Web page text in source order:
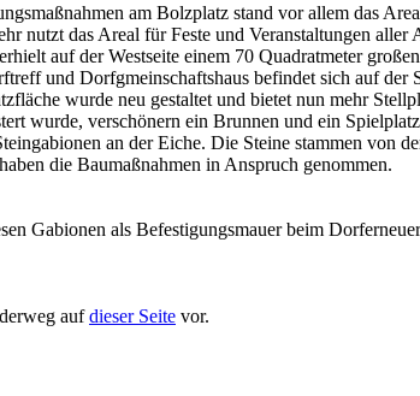
am Bolzplatz stand vor allem das
nutzt das Areal für Feste und Veranstaltungen aller
auf der Westseite einem 70 Quadratmeter
und Dorfgmeinschaftshaus befindet sich auf der
wurde neu gestaltet und bietet nun mehr
wurde, verschönern ein Brunnen und ein
an der Eiche. Die Steine stammen von
die Baumaßnahmen in Anspruch genommen.
Gabionen als Befestigungsmauer beim
aufdieser Seite vor.